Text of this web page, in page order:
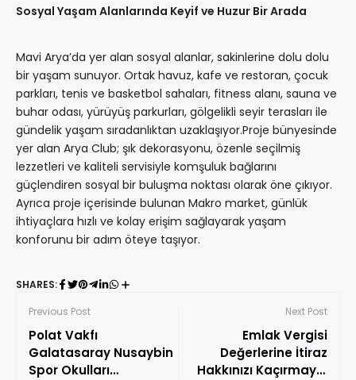
Sosyal Yaşam Alanlarında Keyif ve Huzur Bir Arada
Mavi Arya’da yer alan sosyal alanlar, sakinlerine dolu dolu
bir yaşam sunuyor. Ortak havuz, kafe ve restoran, çocuk
parkları, tenis ve basketbol sahaları, fitness alanı, sauna ve
buhar odası, yürüyüş parkurları, gölgelikli seyir terasları ile
gündelik yaşam sıradanlıktan uzaklaşıyor.Proje bünyesinde
yer alan Arya Club; şık dekorasyonu, özenle seçilmiş
lezzetleri ve kaliteli servisiyle komşuluk bağlarını
güçlendiren sosyal bir buluşma noktası olarak öne çıkıyor.
Ayrıca proje içerisinde bulunan Makro market, günlük
ihtiyaçlara hızlı ve kolay erişim sağlayarak yaşam
konforunu bir adım öteye taşıyor.
SHARES:
Previous Post
Polat Vakfı
Galatasaray Nusaybin
Spor Okulları
Next Post
Emlak Vergisi
Değerlerine İtiraz
Hakkınızı Kaçırmayın